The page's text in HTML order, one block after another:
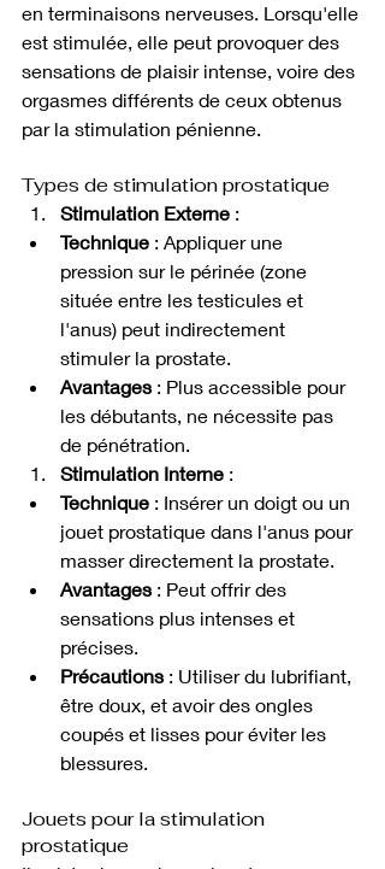
en terminaisons nerveuses. Lorsqu'elle
est stimulée, elle peut provoquer des
sensations de plaisir intense, voire des
orgasmes différents de ceux obtenus
par la stimulation pénienne.
Types de stimulation prostatique
Stimulation Externe :
Technique : Appliquer une
pression sur le périnée (zone
située entre les testicules et
l'anus) peut indirectement
stimuler la prostate.
Avantages : Plus accessible pour
les débutants, ne nécessite pas
de pénétration.
Stimulation Interne :
Technique : Insérer un doigt ou un
jouet prostatique dans l'anus pour
masser directement la prostate.
Avantages : Peut offrir des
sensations plus intenses et
précises.
Précautions : Utiliser du lubrifiant,
être doux, et avoir des ongles
coupés et lisses pour éviter les
blessures.
Jouets pour la stimulation
prostatique